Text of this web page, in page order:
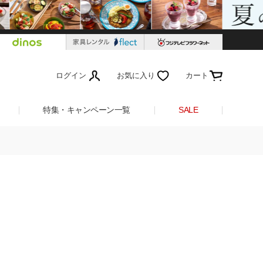
ログイン お気に入り カート
特集・キャンペーン一覧 SALE